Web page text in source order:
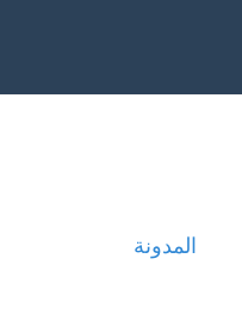
المدونة